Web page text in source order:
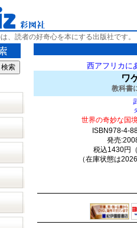
、読者の好奇心を本にする出版社です。
西アフリカに
ワ
教科書
世界の奇妙な国
ISBN978-4-
発売
税込1430円
（在庫状態は